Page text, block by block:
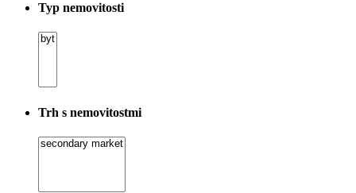
Typ nemovitosti
Trh s nemovitostmi